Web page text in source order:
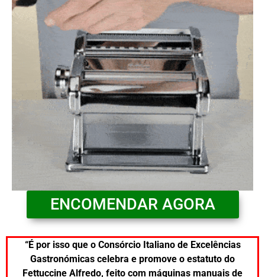
ENCOMENDAR AGORA
“É por isso que o Consórcio Italiano de Excelências
Gastronómicas celebra e promove o estatuto do
Fettuccine Alfredo, feito com máquinas manuais de